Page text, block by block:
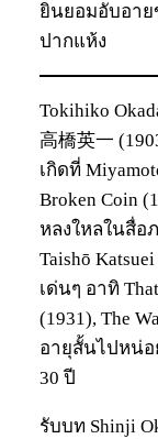
ยินยอมอับอา
ปากแห้ง
Tokihiko
高橋英一
เกิดที่
Broken Coin
หลงใหลในสื่อ
Taishō
เด่นๆ อาทิ
(1931), The
อายุสั้นไปหน่
30 ปี
รับบท Shinji